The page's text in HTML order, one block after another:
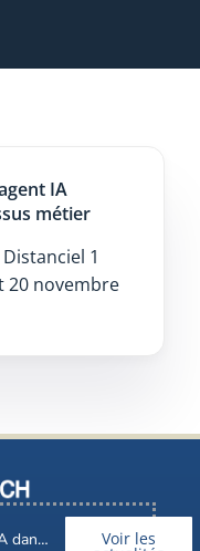
IA
métier
1
20 novembre
? Voir les